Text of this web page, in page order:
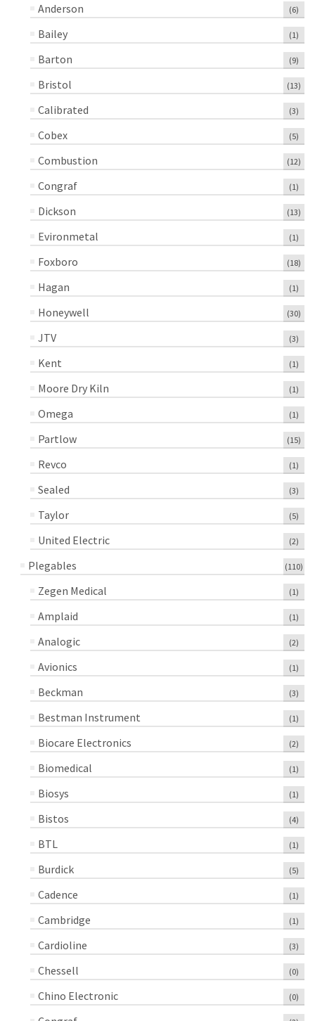
Anderson (6)
Bailey (1)
Barton (9)
Bristol (13)
Calibrated (3)
Cobex (5)
Combustion (12)
Congraf (1)
Dickson (13)
Evironmetal (1)
Foxboro (18)
Hagan (1)
Honeywell (30)
JTV (3)
Kent (1)
Moore Dry Kiln (1)
Omega (1)
Partlow (15)
Revco (1)
Sealed (3)
Taylor (5)
United Electric (2)
Plegables (110)
Zegen Medical (1)
Amplaid (1)
Analogic (2)
Avionics (1)
Beckman (3)
Bestman Instrument (1)
Biocare Electronics (2)
Biomedical (1)
Biosys (1)
Bistos (4)
BTL (1)
Burdick (5)
Cadence (1)
Cambridge (1)
Cardioline (3)
Chessell (0)
Chino Electronic (0)